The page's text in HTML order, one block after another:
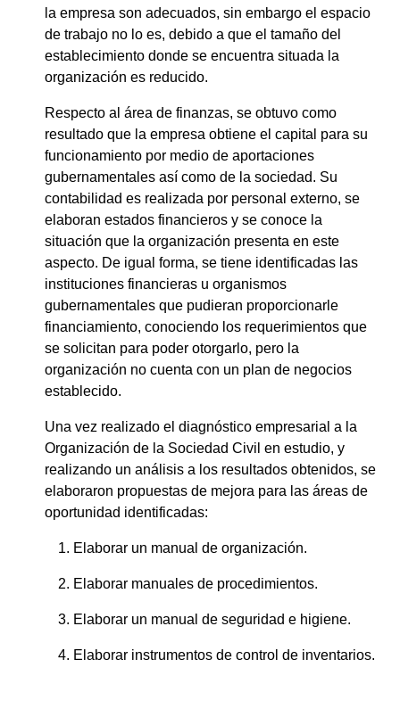
la empresa son adecuados, sin embargo el espacio
de trabajo no lo es, debido a que el tamaño del
establecimiento donde se encuentra situada la
organización es reducido.
Respecto al área de finanzas, se obtuvo como
resultado que la empresa obtiene el capital para su
funcionamiento por medio de aportaciones
gubernamentales así como de la sociedad. Su
contabilidad es realizada por personal externo, se
elaboran estados financieros y se conoce la
situación que la organización presenta en este
aspecto. De igual forma, se tiene identificadas las
instituciones financieras u organismos
gubernamentales que pudieran proporcionarle
financiamiento, conociendo los requerimientos que
se solicitan para poder otorgarlo, pero la
organización no cuenta con un plan de negocios
establecido.
Una vez realizado el diagnóstico empresarial a la
Organización de la Sociedad Civil en estudio, y
realizando un análisis a los resultados obtenidos, se
elaboraron propuestas de mejora para las áreas de
oportunidad identificadas:
Elaborar un manual de organización.
Elaborar manuales de procedimientos.
Elaborar un manual de seguridad e higiene.
Elaborar instrumentos de control de inventarios.